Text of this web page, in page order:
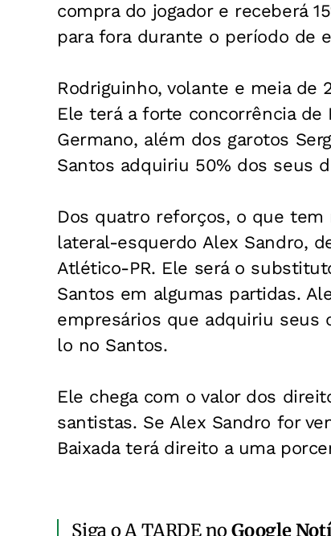
compra do jogador e receberá
para fora durante o período de
Rodriguinho, volante e meia de
Ele terá a forte concorrência de
Germano, além dos garotos
Santos adquiriu 50% dos seus
Dos quatro reforços, o que
lateral-esquerdo Alex Sandro,
Atlético-PR. Ele será o
Santos em algumas partidas.
empresários que adquiriu seus
lo no Santos.
Ele chega com o valor dos
santistas. Se Alex Sandro for
Baixada terá direito a uma
Siga o A TARDE noGoogle